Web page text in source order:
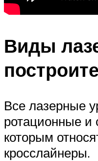
Виды
Все лазерные
ротационные и
которым
кросслайнеры.